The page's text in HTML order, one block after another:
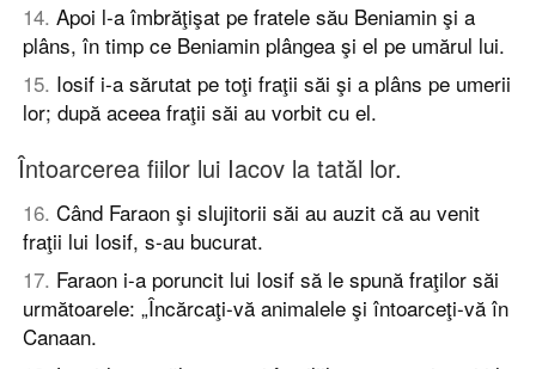
14. Apoi l-a îmbrăţişat pe fratele său Beniamin şi a
plâns, în timp ce Beniamin plângea şi el pe umărul lui.
15. Iosif i-a sărutat pe toţi fraţii săi şi a plâns pe umerii
lor; după aceea fraţii săi au vorbit cu el.
Întoarcerea fiilor lui Iacov la tatăl lor.
16. Când Faraon şi slujitorii săi au auzit că au venit
fraţii lui Iosif, s-au bucurat.
17. Faraon i-a poruncit lui Iosif să le spună fraţilor săi
următoarele: „Încărcaţi-vă animalele şi întoarceţi-vă în
Canaan.